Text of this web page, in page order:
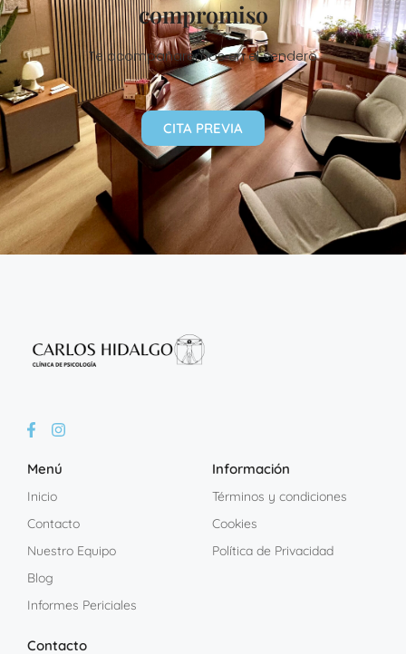
compromiso
Te acompañaremos en el sendero
CITA PREVIA
Menú
Inicio
Contacto
Nuestro Equipo
Blog
Informes Periciales
Información
Términos y condiciones
Cookies
Política de Privacidad
Contacto